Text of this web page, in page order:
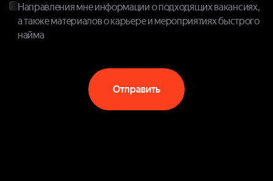
Направления мне информации о подходящих вакансиях,
а также материалов о карьере и мероприятиях быстрого
найма
Отправить